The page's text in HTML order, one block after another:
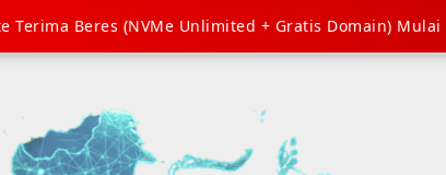
Terima Beres (NVMe Unlimited + Gratis Domain) Mulai